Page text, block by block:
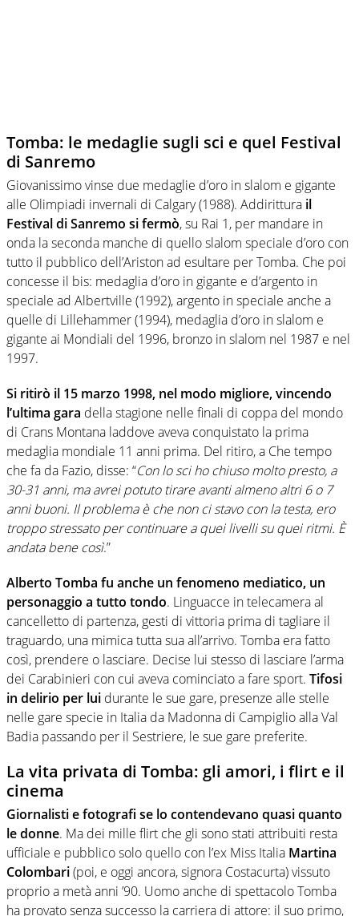
Tomba: le medaglie sugli sci e quel Festival
di Sanremo
Giovanissimo vinse due medaglie d’oro in slalom e gigante
alle Olimpiadi invernali di Calgary (1988). Addirittura il
Festival di Sanremo si fermò, su Rai 1, per mandare in
onda la seconda manche di quello slalom speciale d’oro con
tutto il pubblico dell’Ariston ad esultare per Tomba. Che poi
concesse il bis: medaglia d’oro in gigante e d’argento in
speciale ad Albertville (1992), argento in speciale anche a
quelle di Lillehammer (1994), medaglia d’oro in slalom e
gigante ai Mondiali del 1996, bronzo in slalom nel 1987 e nel
1997.
Si ritirò il 15 marzo 1998, nel modo migliore, vincendo
l’ultima gara della stagione nelle finali di coppa del mondo
di Crans Montana laddove aveva conquistato la prima
medaglia mondiale 11 anni prima. Del ritiro, a Che tempo
che fa da Fazio, disse: “Con lo sci ho chiuso molto presto, a
30-31 anni, ma avrei potuto tirare avanti almeno altri 6 o 7
anni buoni. Il problema è che non ci stavo con la testa, ero
troppo stressato per continuare a quei livelli su quei ritmi. È
andata bene così.”
Alberto Tomba fu anche un fenomeno mediatico, un
personaggio a tutto tondo. Linguacce in telecamera al
cancelletto di partenza, gesti di vittoria prima di tagliare il
traguardo, una mimica tutta sua all’arrivo. Tomba era fatto
così, prendere o lasciare. Decise lui stesso di lasciare l’arma
dei Carabinieri con cui aveva cominciato a fare sport. Tifosi
in delirio per lui durante le sue gare, presenze alle stelle
nelle gare specie in Italia da Madonna di Campiglio alla Val
Badia passando per il Sestriere, le sue gare preferite.
La vita privata di Tomba: gli amori, i flirt e il
cinema
Giornalisti e fotografi se lo contendevano quasi quanto
le donne. Ma dei mille flirt che gli sono stati attribuiti resta
ufficiale e pubblico solo quello con l’ex Miss Italia Martina
Colombari(poi, e oggi ancora, signora Costacurta) vissuto
proprio a metà anni ’90. Uomo anche di spettacolo Tomba
ha provato senza successo la carriera di attore: il suo primo,